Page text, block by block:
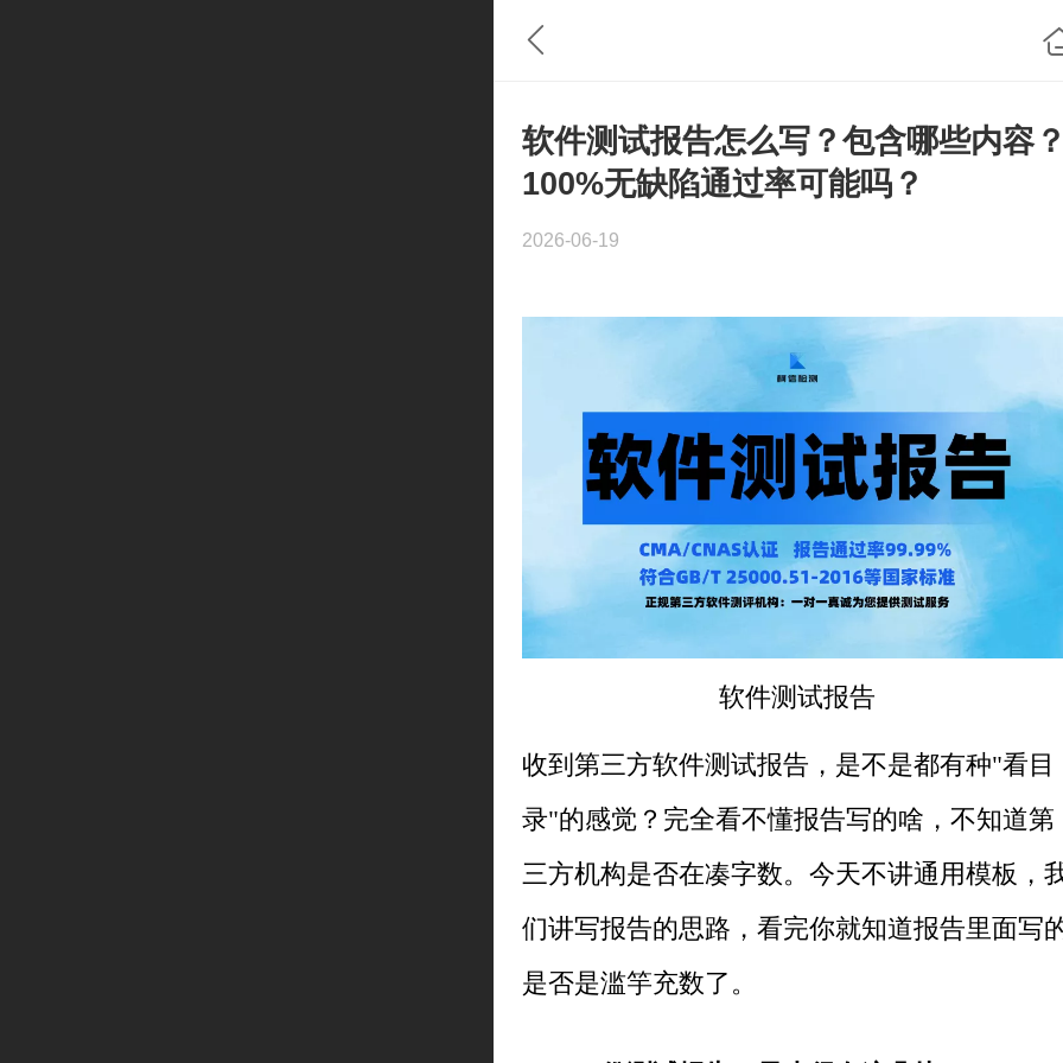
软件测试报告怎么写？包含哪些内容
100%无缺陷通过率可能吗？
2026-06-19
软件测试报告
收到 第三方软件测试报告，是不是都有种"看目
录"的感觉？完全看不懂报告写的啥，不知道第
三方机构是否在凑字数。今天不讲通用模板，
们讲写报告的思路，看完你就知道报告里面写
是否是滥竽充数了。